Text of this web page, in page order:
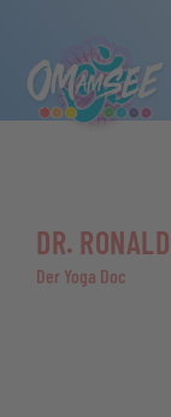
DR.
Der Yoga Doc